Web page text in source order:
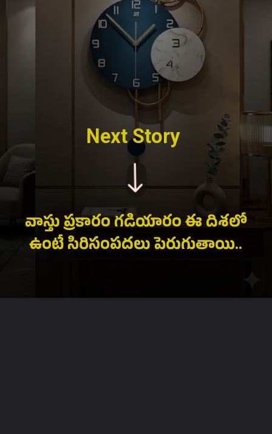
వాస్తు ప్రకారం గడియారం ఈ దిశలో
ఉంటే సిరిసంపదలు పెరుగుతాయి..
Next Story